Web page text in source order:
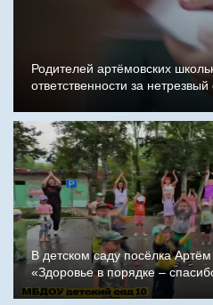
Родителей артёмовских
ответственности за
В детском саду посёлка
«Здоровье в порядке –